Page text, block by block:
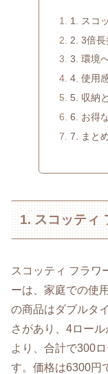
1. スコ
2. 3倍
3. 環境
4. 使用
5. 収納
6. お得
7. まと
1. スコッティ
スコッティ フラワ
ーは、家庭での使
の商品はダブルタ
さがあり、4ロー
より、合計で300
す。価格は6300円